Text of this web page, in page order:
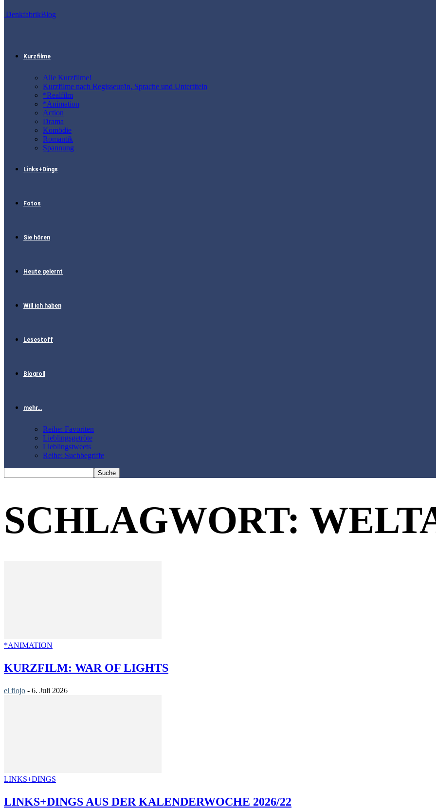
DenkfabrikBlog
Kurzfilme
Alle Kurzfilme!
Kurzfilme nach Regisseur/in, Sprache und Untertiteln
*Realfilm
*Animation
Action
Drama
Komödie
Romantik
Spannung
Links+Dings
Fotos
Sie hören
Heute gelernt
Will ich haben
Lesestoff
Blogroll
mehr…
Reihe: Favoriten
Lieblingsgetröte
Lieblingstweets
Reihe: Suchbegriffe
SCHLAGWORT:
*ANIMATION
KURZFILM: WAR OF LIGHTS
el flojo - 6. Juli 2026
LINKS+DINGS
LINKS+DINGS AUS DER KALENDERWOCHE 2026/22